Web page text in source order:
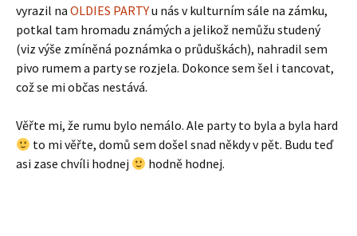
vyrazil na OLDIES PARTYu nás v kulturním sále na zámku,
potkal tam hromadu známých a jelikož nemůžu studený
(viz výše zmíněná poznámka o průduškách), nahradil sem
pivo rumem a party se rozjela. Dokonce sem šel i tancovat,
což se mi občas nestává.
Věřte mi, že rumu bylo nemálo. Ale party to byla a byla hard
to mi věřte, domů sem došel snad někdy v pět. Budu teď
asi zase chvíli hodnej
hodně hodnej.